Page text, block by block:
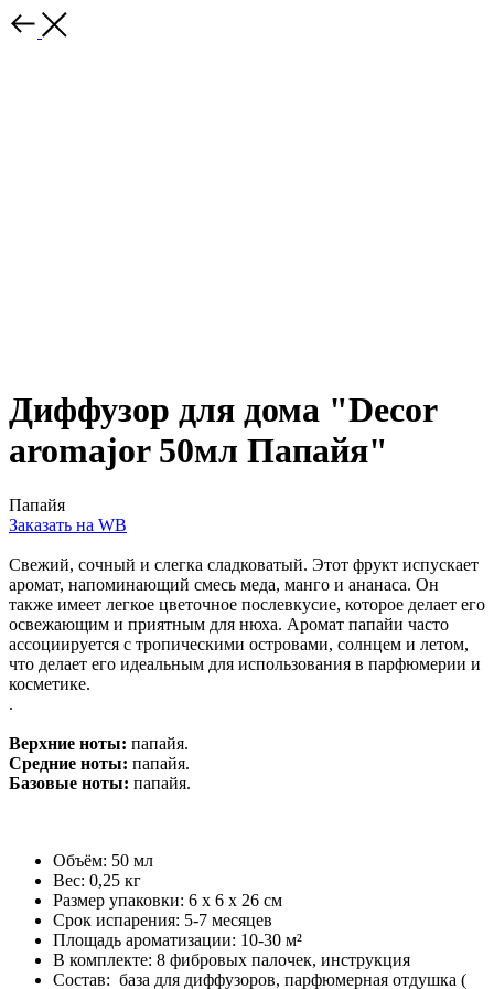
Диффузор для дома "Decor
aromajor 50мл Папайя"
Папайя
Заказать на WB
Свежий, сочный и слегка сладковатый. Этот фрукт испускает
аромат, напоминающий смесь меда, манго и ананаса. Он
также имеет легкое цветочное послевкусие, которое делает его
освежающим и приятным для нюха. Аромат папайи часто
ассоциируется с тропическими островами, солнцем и летом,
что делает его идеальным для использования в парфюмерии и
косметике.
.
Верхние ноты: папайя.
Средние ноты: папайя.
Базовые ноты: папайя.
Объём: 50 мл
Вес: 0,25 кг
Размер упаковки: 6 x 6 x 26 см
Срок испарения: 5-7 месяцев
Площадь ароматизации: 10-30 м²
В комплекте: 8 фибровых палочек, инструкция
Состав: база для диффузоров, парфюмерная отдушка (